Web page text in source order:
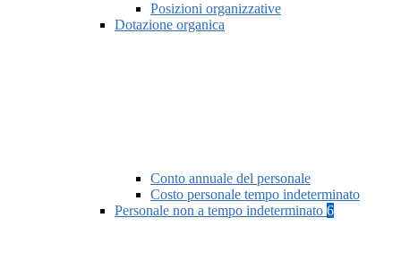
Posizioni organizzative
Dotazione organica
Conto annuale del personale
Costo personale tempo indeterminato
Personale non a tempo indeterminato 6